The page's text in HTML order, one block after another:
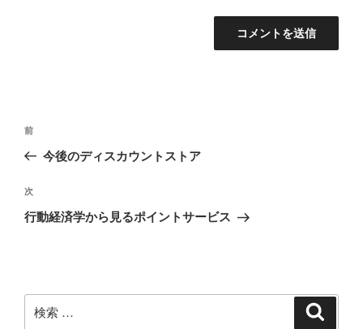
投
ビ
ゲ
ン
過
去
投
稿
前
今後のディスカウントストア
次
の
次
行動経済学から見るポイントサービス
索: